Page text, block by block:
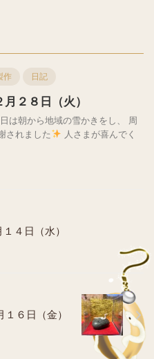
作 日記
２８日（火）
は朝から地域の雪かきをし、 周
されました
人さまが喜んでく
４日（水）
６日（金）